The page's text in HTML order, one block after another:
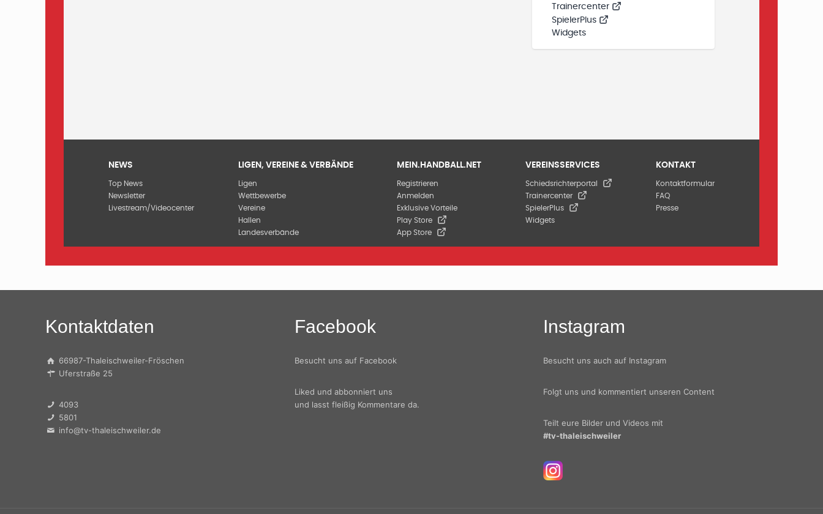
Kontaktdaten
66987-Thaleischweiler-Fröschen
Uferstraße 25
4093
5801
info@tv-thaleischweiler.de
Facebook
Besucht uns auf Facebook
Liked und abbonniert uns
und lasst fleißig Kommentare da.
Instagram
Besucht uns auch auf Instagram
Folgt uns und kommentiert unseren Content
Teilt eure Bilder und Videos mit
#tv-thaleischweiler